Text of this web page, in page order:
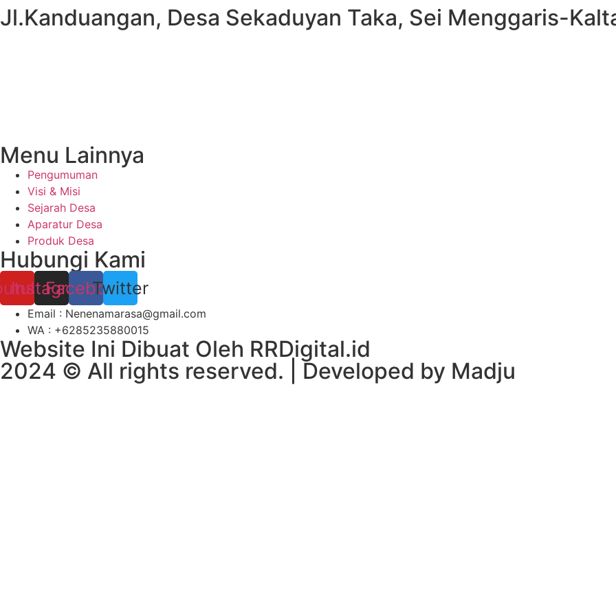
Jl.Kanduangan, Desa Sekaduyan Taka, Sei Menggaris-
Menu Lainnya
Pengumuman
Visi & Misi
Sejarah Desa
Aparatur Desa
Produk Desa
Hubungi Kami
Instagram
Facebook
Twitter
Email : Nenenamarasa@gmail.com
WA : +6285235880015
Website Ini Dibuat Oleh RRDigital.id
2024 © All rights reserved. | Developed by Madju